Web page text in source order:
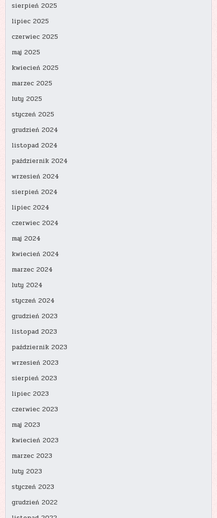
sierpień 2025
lipiec 2025
czerwiec 2025
maj 2025
kwiecień 2025
marzec 2025
luty 2025
styczeń 2025
grudzień 2024
listopad 2024
październik 2024
wrzesień 2024
sierpień 2024
lipiec 2024
czerwiec 2024
maj 2024
kwiecień 2024
marzec 2024
luty 2024
styczeń 2024
grudzień 2023
listopad 2023
październik 2023
wrzesień 2023
sierpień 2023
lipiec 2023
czerwiec 2023
maj 2023
kwiecień 2023
marzec 2023
luty 2023
styczeń 2023
grudzień 2022